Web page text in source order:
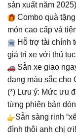
sản xuất năm
Combo quà
món cao cấp và
Hỗ trợ tài chính
giá trị xe với thủ
Sẵn xe giao
dạng màu sắc cho
(*) Lưu ý: Mức ưu
từng phiên bản
Sẵn sàng rinh
đình thôi anh chị